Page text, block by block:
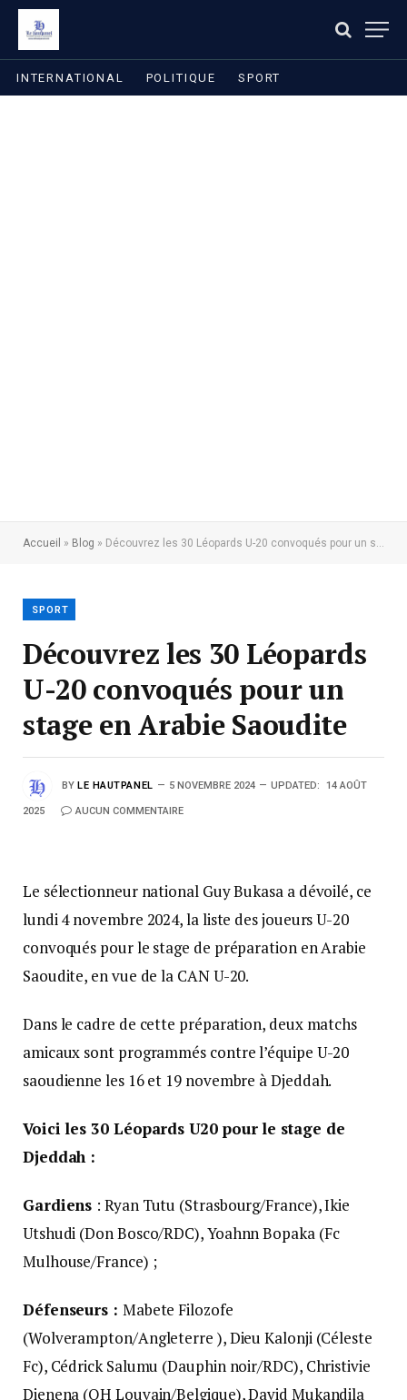
INTERNATIONAL POLITIQUE SPORT
Accueil » Blog » Découvrez les 30 Léopards U-20 convoqués pour un stage en Arabie Saoudite
SPORT
Découvrez les 30 Léopards
U-20 convoqués pour un
stage en Arabie Saoudite
BY LE HAUTPANEL 5 NOVEMBRE 2024 UPDATED: 14 AOÛT
2025 AUCUN COMMENTAIRE
Le sélectionneur national Guy Bukasa a dévoilé, ce
lundi 4 novembre 2024, la liste des joueurs U-20
convoqués pour le stage de préparation en Arabie
Saoudite, en vue de la CAN U-20.
Dans le cadre de cette préparation, deux matchs
amicaux sont programmés contre l’équipe U-20
saoudienne les 16 et 19 novembre à Djeddah.
Voici les 30 Léopards U20 pour le stage de
Djeddah :
Gardiens : Ryan Tutu (Strasbourg/France), Ikie
Utshudi (Don Bosco/RDC), Yoahnn Bopaka (Fc
Mulhouse/France) ;
Défenseurs : Mabete Filozofe
(Wolverampton/Angleterre ), Dieu Kalonji (Céleste
Fc), Cédrick Salumu (Dauphin noir/RDC), Christivie
Dienena (OH Louvain/Belgique), David Mukandila